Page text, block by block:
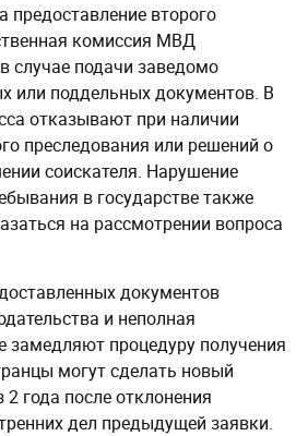
предоставление второго
комиссия МВД
случае подачи заведомо
или поддельных документов. В
отказывают при наличии
преследования или решений о
соискателя. Нарушение
в государстве также
на рассмотрении вопроса
документов
и неполная
замедляют процедуру получения
могут сделать новый
2 года после отклонения
дел предыдущей заявки.